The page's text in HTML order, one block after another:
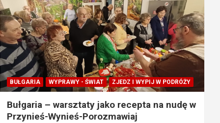
BUŁGARIA WYPRAWY - ŚWIAT ZJEDZ I WYPIJ W PODRÓŻY
Bułgaria – warsztaty jako recepta na nudę w
Przynieś-Wynieś-Porozmawiaj